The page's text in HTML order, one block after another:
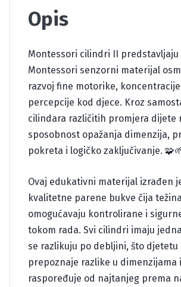
Opis
Montessori cilindri II
Montessori senzorni materijal
razvoj fine motorike,
percepcije kod djece. Kroz
cilindara različitih promjera dijete
sposobnost opažanja dimenzija,
pokreta i logičko zaključivanje.
Ovaj edukativni materijal izrađen
kvalitetne parene bukve čija
omogućavaju kontrolirane i
tokom rada. Svi cilindri imaju
se razlikuju po debljini, što djetetu
prepoznaje razlike u dimenzijama
raspoređuje od najtanjeg prema